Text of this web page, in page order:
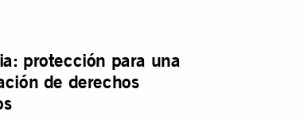
protección para una
de derechos